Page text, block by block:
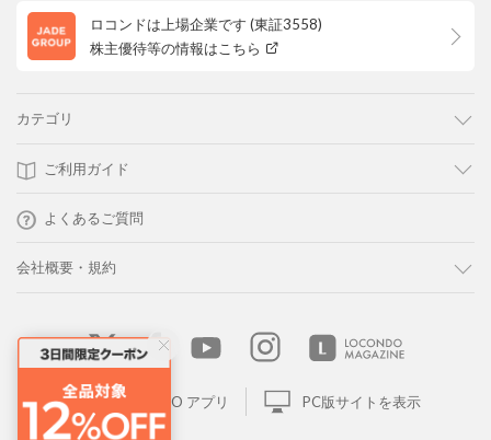
ロコンドは上場企業です (東証3558)
株主優待等の情報はこちら
カテゴリ
ご利用ガイド
よくあるご質問
会社概要・規約
LOCONDO アプリ PC版サイトを表示